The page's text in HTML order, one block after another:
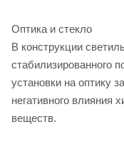
Оптика и стекло
В конструкции
стабилизированного
установки на оптику
негативного влияния
веществ.